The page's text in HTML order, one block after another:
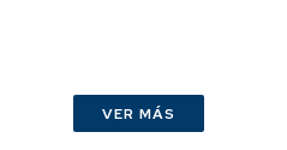
VER MÁS